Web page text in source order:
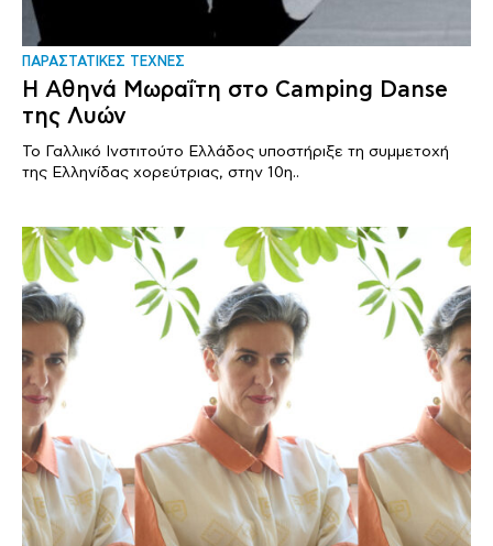
ΠΑΡΑΣΤΑΤΙΚΕΣ ΤΕΧΝΕΣ
Η Αθηνά Μωραΐτη στο Camping Danse
της Λυών
Το Γαλλικό Ινστιτούτο Ελλάδος υποστήριξε τη συμμετοχή
της Ελληνίδας χορεύτριας, στην 10η..